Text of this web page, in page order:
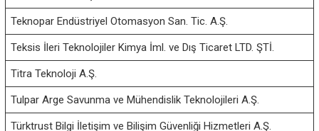
Teknopar Endüstriyel Otomasyon San. Tic. A.Ş.
Teksis İleri Teknolojiler Kimya İml. ve Dış Ticaret LTD. ŞTİ.
Titra Teknoloji A.Ş.
Tulpar Arge Savunma ve Mühendislik Teknolojileri A.Ş.
Türktrust Bilgi İletişim ve Bilişim Güvenliği Hizmetleri A.Ş.